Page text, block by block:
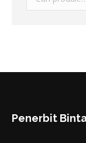
Penerbit